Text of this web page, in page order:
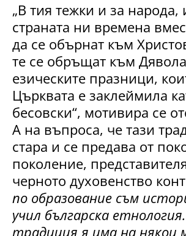
„В тия тежки и за народа,
страната ни времена
да се обърнат към
те се обръщат към
езическите празници,
Църквата е заклеймила
бесовски“, мотивира се
А на въпроса, че тази
стара и се предава от
поколение,
черното духовенство
по образование съм
учил българска
традиция я има на някои